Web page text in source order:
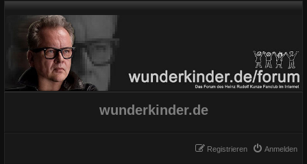
wunderkinder.de
Anmelden
Registrieren